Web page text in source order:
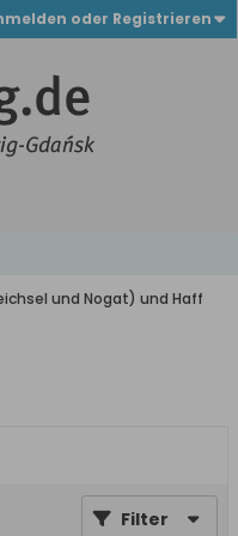
oder Registrieren
und Nogat) und Haff
Filter